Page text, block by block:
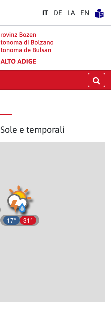
principale
IT DE LA EN
e temporali
17° 31°